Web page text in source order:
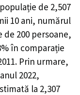
de 2,507
10 ani, numărul
de 200 persoane,
în comparație
Prin urmare,
2022,
la 2,307